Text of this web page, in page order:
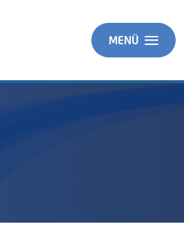
MENÜ